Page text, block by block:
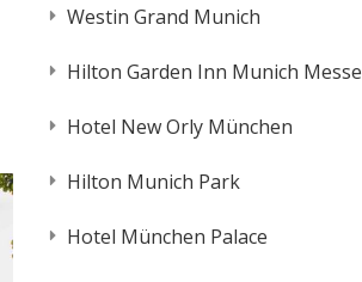
Westin Grand Munich
Hilton Garden Inn Munich Messe
Hotel New Orly München
Hilton Munich Park
Hotel München Palace